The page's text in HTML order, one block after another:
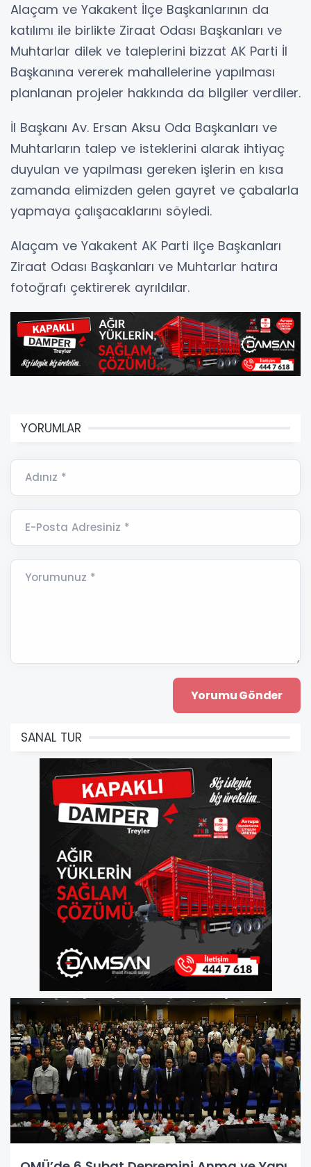
Alaçam ve Yakakent İlçe Başkanlarının da
katılımı ile birlikte Ziraat Odası Başkanları ve
Muhtarlar dilek ve taleplerini bizzat AK Parti İl
Başkanına vererek mahallelerine yapılması
planlanan projeler hakkında da bilgiler verdiler.
İl Başkanı Av. Ersan Aksu Oda Başkanları ve
Muhtarların talep ve isteklerini alarak ihtiyaç
duyulan ve yapılması gereken işlerin en kısa
zamanda elimizden gelen gayret ve çabalarla
yapmaya çalışacaklarını söyledi.
Alaçam ve Yakakent AK Parti ilçe Başkanları
Ziraat Odası Başkanları ve Muhtarlar hatıra
fotoğrafı çektirerek ayrıldılar.
YORUMLAR
Adınız *
E-Posta Adresiniz *
Yorumunuz *
SANAL TUR